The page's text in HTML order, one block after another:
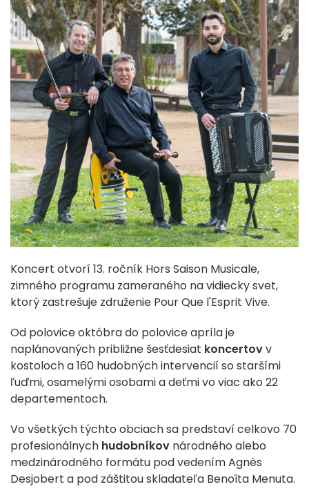
Koncert otvorí 13. ročník Hors Saison Musicale,
zimného programu zameraného na vidiecky svet,
ktorý zastrešuje združenie Pour Que l'Esprit Vive.
Od polovice októbra do polovice apríla je
naplánovaných približne šesťdesiat koncertovv
kostoloch a 160 hudobných intervencií so staršími
ľuďmi, osamelými osobami a deťmi vo viac ako 22
departementoch.
Vo všetkých týchto obciach sa predstaví celkovo 70
profesionálnych hudobníkov národného alebo
medzinárodného formátu pod vedením Agnès
Desjobert a pod záštitou skladateľa Benoîta Menuta.